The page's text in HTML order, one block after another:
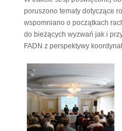
poruszono tematy dotyczące
wspomniano o początkach
do bieżących wyzwań jak i
FADN z perspektywy